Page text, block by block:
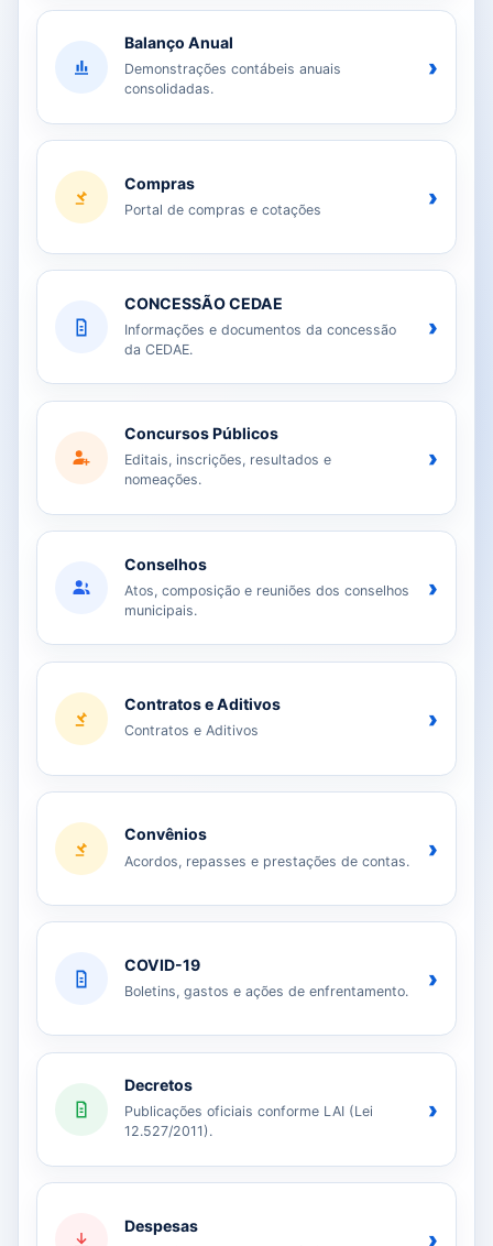
Balanço Anual
Demonstrações contábeis anuais
consolidadas.
›
Compras
Portal de compras e cotações ›
CONCESSÃO CEDAE
Informações e documentos da concessão
da CEDAE.
›
Concursos Públicos
Editais, inscrições, resultados e
nomeações.
›
Conselhos
Atos, composição e reuniões dos conselhos
municipais.
›
Contratos e Aditivos
Contratos e Aditivos ›
Convênios
Acordos, repasses e prestações de contas. ›
COVID-19
Boletins, gastos e ações de enfrentamento. ›
Decretos
Publicações oficiais conforme LAI (Lei
12.527/2011).
›
Despesas
›